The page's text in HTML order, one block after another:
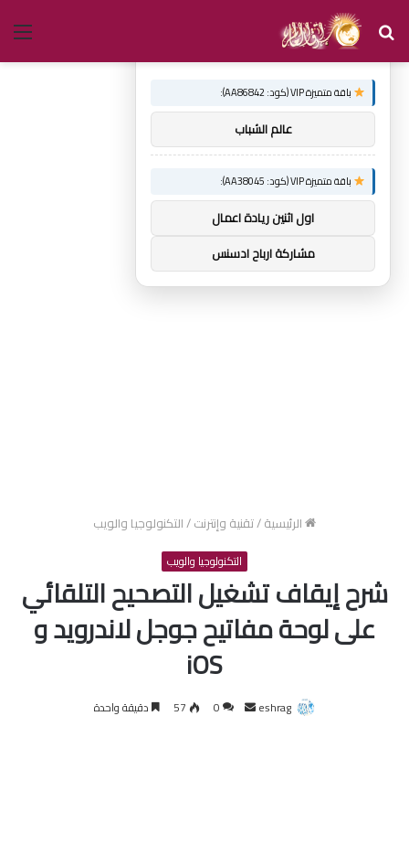
بحث
عن
الرئيسية/تقنية وإنترنت/التكنولوجيا والويب
التكنولوجيا والويب
شرح إيقاف تشغيل التصحيح التلقائي
على لوحة مفاتيح جوجل لاندرويد و
iOS
eshrag
أرسل 0
57 دقيقة واحدة
توصيات :
باقة متميزة VIP (كود: AA86842):
عالم الشباب
باقة متميزة VIP (كود: AA38045):
اول اثنين ريادة اعمال
مشاركة ارباح ادسنس